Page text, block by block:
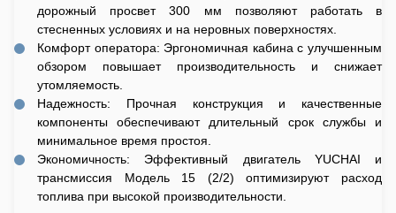
дорожный просвет 300 мм позволяют работать в
стесненных условиях и на неровных поверхностях.
Комфорт оператора: Эргономичная кабина с улучшенным
обзором повышает производительность и снижает
утомляемость.
Надежность: Прочная конструкция и качественные
компоненты обеспечивают длительный срок службы и
минимальное время простоя.
Экономичность: Эффективный двигатель YUCHAI и
трансмиссия Модель 15 (2/2) оптимизируют расход
топлива при высокой производительности.